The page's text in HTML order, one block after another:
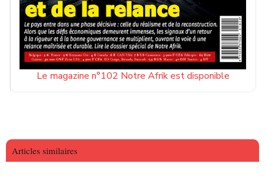
Le magazine n°102 Notre Afrik est disponible
Articles similaires